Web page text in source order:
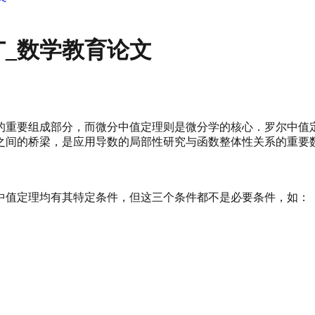
数学教育论文
要组成部分，而微分中值定理则是微分学的核心．罗尔中
的桥梁，是应用导数的局部性研究与函数整体性关系的重
定理均有其特定条件，但这三个条件都不是必要条件，如：